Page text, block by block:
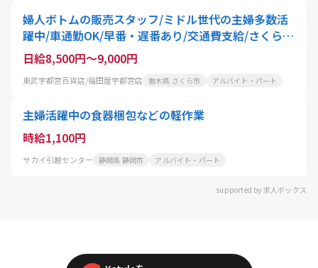
婦人ボトムの販売スタッフ/ミドル世代の主婦多数活
躍中/車通勤OK/早番・遅番あり/交通費支給/さくら市
より車で40分
日給8,500円～9,000円
東武宇都宮百貨店/福田屋宇都宮店 栃木県 さくら市 アルバイト・パート
主婦活躍中の食器梱包などの軽作業
時給1,100円
サカイ引越センター 静岡県 静岡市 アルバイト・パート
supported by 求人ボックス